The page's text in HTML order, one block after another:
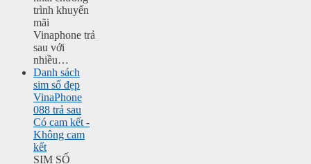
trình khuyến
mãi
Vinaphone trả
sau với
nhiều…
Danh sách
sim số đẹp
VinaPhone
088 trả sau
Có cam kết -
Không cam
kết
SIM SỐ